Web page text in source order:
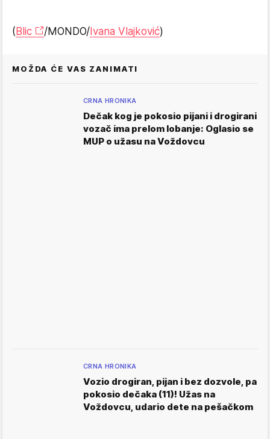
( Blic /MONDO/ Ivana Vlajković)
MOŽDA ĆE VAS ZANIMATI
CRNA HRONIKA
Dečak kog je pokosio pijani i drogirani
vozač ima prelom lobanje: Oglasio se
MUP o užasu na Voždovcu
CRNA HRONIKA
Vozio drogiran, pijan i bez dozvole, pa
pokosio dečaka (11)! Užas na
Voždovcu, udario dete na pešačkom